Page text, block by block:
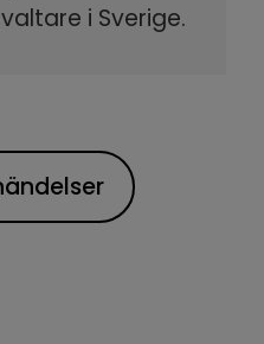
i Sverige.